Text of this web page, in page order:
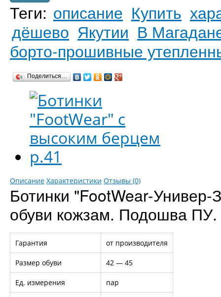
Теги: описание Купить
дёшево Якутии В
борто-прошивные
Поделиться…
Описание Характеристики Отзывы (0)
Ботинки "FootWear-
обуви кожзам. Подошва ПУ.
Гарантия от производителя
Размер обуви 42 — 45
Ед. измерения пар